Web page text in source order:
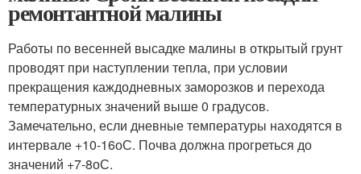
ремонтантной малины
Работы по весенней высадке малины в открытый грунт
проводят при наступлении тепла, при условии
прекращения каждодневных заморозков и перехода
температурных значений выше 0 градусов.
Замечательно, если дневные температуры находятся в
интервале +10-16оС. Почва должна прогреться до
значений +7-8оС.